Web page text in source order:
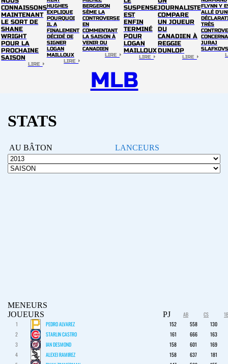
CONNAISSONS
MAINTENANT
LE SORT DE
SHANE
WRIGHT
POUR LA
PROCHAINE
SAISON
LIRE
HUGHES
EXPLIQUE
POURQUOI
IL A
FINALEMENT
DÉCIDÉ DE
SIGNER
LOGAN
MAILLOUX
LIRE
BERGERON
SÈME LA
CONTROVERSE
EN
COMMENTANT
LA SAISON À
VENIR DU
CANADIEN
LIRE
SUSPENSE
EST
ENFIN
TERMINÉ
POUR
LOGAN
MAILLOUX
LIRE
JOURNALISTE
COMPARE
UN JOUEUR
DU
CANADIEN À
REGGIE
DUNLOP
LIRE
FLYNN Y
ALLÉ
TRÈS
JURAJ
MLB
STATS
AU BÂTON LANCEURS
MENEURS
JOUEURS
PJ AB CS
1B
1
PEDRO ALVAREZ 152 558
130
2
STARLIN CASTRO 161 666
163
3
IAN DESMOND 158 601
169
4
ALEXEI RAMIREZ 158 637
181